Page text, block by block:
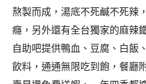
熬製而成，湯底不死鹹不死辣
癮，另外還有全台獨家的麻辣
自助吧提供鴨血、豆腐、白飯
飲料，通通無限吃到飽，餐廳